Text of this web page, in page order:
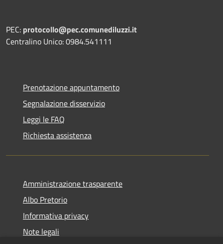
PEC: protocollo@pec.comunediluzzi.it
Centralino Unico: 0984.541111
Prenotazione appuntamento
Segnalazione disservizio
Leggi le FAQ
Richiesta assistenza
Amministrazione trasparente
Albo Pretorio
Informativa privacy
Note legali